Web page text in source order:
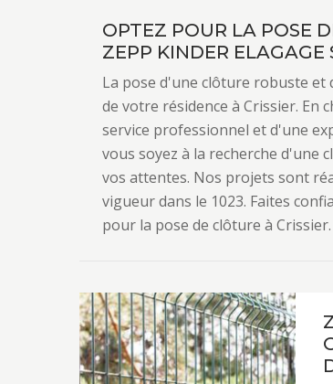
OPTEZ POUR LA POSE
ZEPP KINDER ELAGAGE
La pose d'une clôture robuste
de votre résidence à Crissier. En
service professionnel et d'une
vous soyez à la recherche d'une
vos attentes. Nos projets sont
vigueur dans le 1023. Faites
pour la pose de clôture à Crissier.